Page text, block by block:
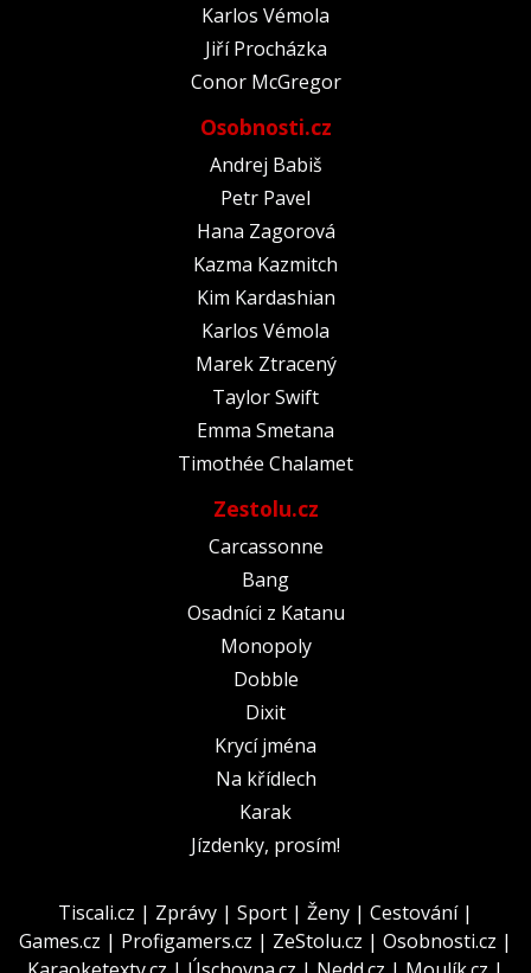
Karlos Vémola
Jiří Procházka
Conor McGregor
Osobnosti.cz
Andrej Babiš
Petr Pavel
Hana Zagorová
Kazma Kazmitch
Kim Kardashian
Karlos Vémola
Marek Ztracený
Taylor Swift
Emma Smetana
Timothée Chalamet
Zestolu.cz
Carcassonne
Bang
Osadníci z Katanu
Monopoly
Dobble
Dixit
Krycí jména
Na křídlech
Karak
Jízdenky, prosím!
Tiscali.cz | Zprávy | Sport | Ženy | Cestování|
Games.cz | Profigamers.cz | ZeStolu.cz | Osobnosti.cz |